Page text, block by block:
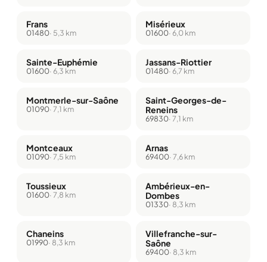
Frans
01480· 5,3 km
Misérieux
01600· 6,0 km
Sainte-Euphémie
01600· 6,3 km
Jassans-Riottier
01480· 6,7 km
Montmerle-sur-Saône
01090· 7,1 km
Saint-Georges-de-
Reneins
69830· 7,1 km
Montceaux
01090· 7,5 km
Arnas
69400· 7,6 km
Toussieux
01600· 7,8 km
Ambérieux-en-
Dombes
01330· 8,3 km
Chaneins
01990· 8,3 km
Villefranche-sur-
Saône
69400· 8,3 km